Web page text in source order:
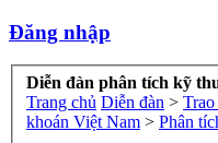
Đăng nhập
Diễn đàn phân tích kỹ
Trang chủ Diễn đàn >
khoán Việt Nam > Phân